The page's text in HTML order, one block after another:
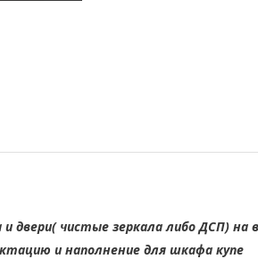
двери( чистые зеркала либо ДСП) на
и наполнение для шкафа купе